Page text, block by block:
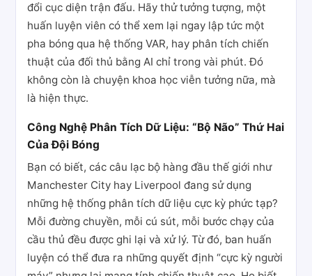
đổi cục diện trận đấu. Hãy thử tưởng tượng, một
huấn luyện viên có thể xem lại ngay lập tức một
pha bóng qua hệ thống VAR, hay phân tích chiến
thuật của đối thủ bằng AI chỉ trong vài phút. Đó
không còn là chuyện khoa học viễn tưởng nữa, mà
là hiện thực.
Công Nghệ Phân Tích Dữ Liệu: “Bộ Não” Thứ Hai
Của Đội Bóng
Bạn có biết, các câu lạc bộ hàng đầu thế giới như
Manchester City hay Liverpool đang sử dụng
những hệ thống phân tích dữ liệu cực kỳ phức tạp?
Mỗi đường chuyền, mỗi cú sút, mỗi bước chạy của
cầu thủ đều được ghi lại và xử lý. Từ đó, ban huấn
luyện có thể đưa ra những quyết định “cực kỳ người